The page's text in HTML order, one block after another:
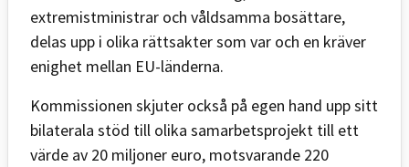
extremistministrar och våldsamma bosättare,
delas upp i olika rättsakter som var och en kräver
enighet mellan EU-länderna.
Kommissionen skjuter också på egen hand upp sitt
bilaterala stöd till olika samarbetsprojekt till ett
värde av 20 miljoner euro, motsvarande 220